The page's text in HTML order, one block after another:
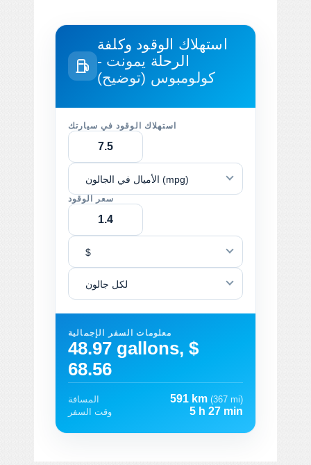
استهلاك الوقود وكلفة
الرحلة يمونت -
كولومبوس (توضيح)
استهلاك الوقود في سيارتك
الأميال في الجالون (mpg)
سعر الوقود
$
لكل جالون
معلومات السفر الإجمالية
48.97 gallons, $
68.56
المسافة 591 km (367 mi)
وقت السفر
5 h 27 min